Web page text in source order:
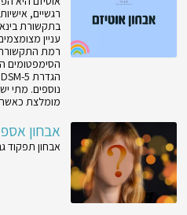
רגשיים,
בתקשורת
עניין
רמת
הסימפטומים
נוספים. מתי
מומלצת
אבחון
אבחון תפקוד